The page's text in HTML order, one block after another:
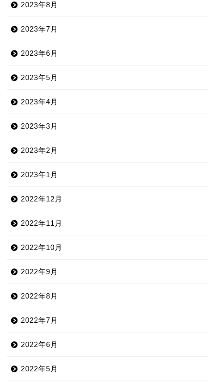
2023年8月
2023年7月
2023年6月
2023年5月
2023年4月
2023年3月
2023年2月
2023年1月
2022年12月
2022年11月
2022年10月
2022年9月
2022年8月
2022年7月
2022年6月
2022年5月